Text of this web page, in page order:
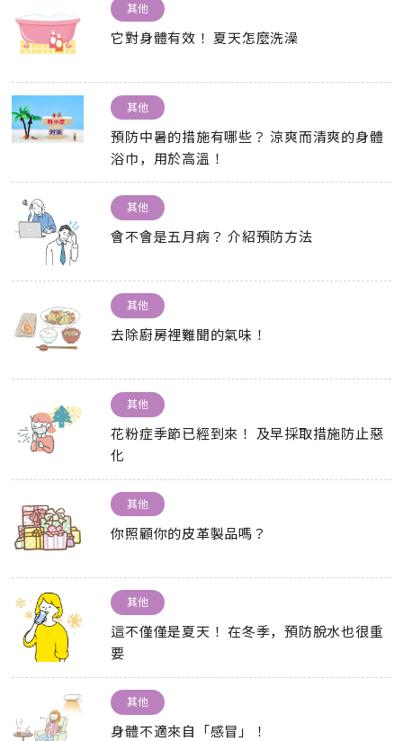
其他
它對身體有效！ 夏天怎麼洗澡
其他
預防中暑的措施有哪些？ 涼爽而清爽的身體
浴巾，用於高溫！
其他
會不會是五月病？ 介紹預防方法
其他
去除廚房裡難聞的氣味！
其他
花粉症季節已經到來！ 及早採取措施防止惡
化
其他
你照顧你的皮革製品嗎？
其他
這不僅僅是夏天！ 在冬季，預防脫水也很重
要
其他
身體不適來自「感冒」！